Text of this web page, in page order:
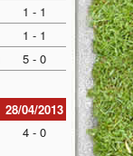
1 - 1
1 - 1
5 - 0
28/04/2013
4 - 0